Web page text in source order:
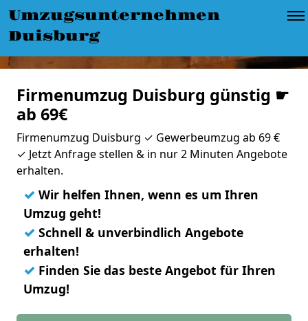
Umzugsunternehmen
Duisburg
Firmenumzug Duisburg günstig ☛
ab 69€
Firmenumzug Duisburg ✓ Gewerbeumzug ab 69 €
✓ Jetzt Anfrage stellen & in nur 2 Minuten Angebote
erhalten.
✓ Wir helfen Ihnen, wenn es um Ihren
Umzug geht!
✓ Schnell & unverbindlich Angebote
erhalten!
✓ Finden Sie das beste Angebot für Ihren
Umzug!